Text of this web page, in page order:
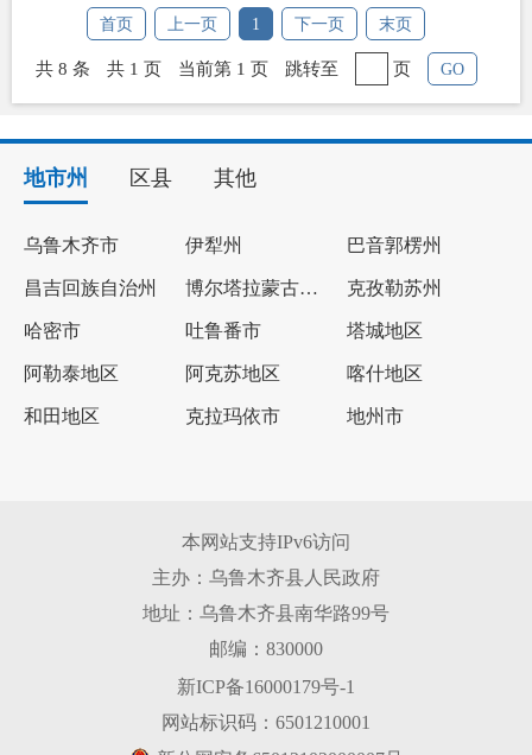
首页 上一页 1 下一页 末页
共 8 条 共 1 页 当前第 1 页 跳转至 页 GO
地市州 区县 其他
乌鲁木齐市 伊犁州 巴音郭楞州
昌吉回族自治州 博尔塔拉蒙古自治州 克孜勒苏州
哈密市 吐鲁番市 塔城地区
阿勒泰地区 阿克苏地区 喀什地区
和田地区 克拉玛依市 地州市
本网站支持IPv6访问
主办：乌鲁木齐县人民政府
地址：乌鲁木齐县南华路99号
邮编：830000
新ICP备16000179号-1
网站标识码：6501210001